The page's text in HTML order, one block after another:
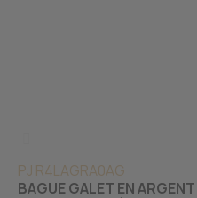
PJ R4LAGRA0AG
BAGUE GALET EN